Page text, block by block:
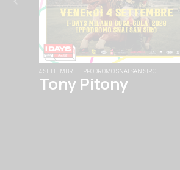
4 SETTEMBRE | IPPODROMO SNAI SAN SIRO
Tony Pitony